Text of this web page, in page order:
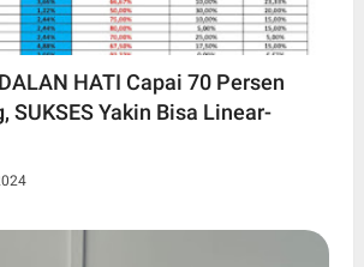
HATI Capai 70 Persen
SUKSES Yakin Bisa Linear-